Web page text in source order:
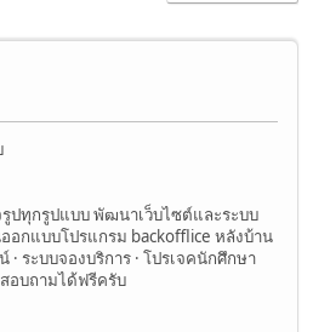
ปทุกรูปแบบ พัฒนาเว็บไซต์และระบบ
อกแบบโปรแกรม backofflice หลังบ้าน
· ระบบจองบริการ · โปรเจคนักศึกษา
อบถามได้ฟรีครับ